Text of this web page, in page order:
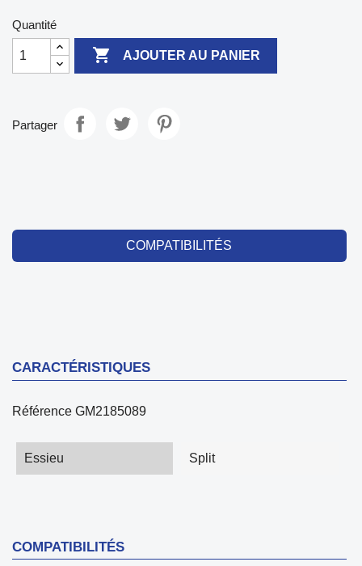
Quantité
 AJOUTER AU PANIER
Partager
COMPATIBILITÉS
CARACTÉRISTIQUES
Référence GM2185089
Essieu Split
COMPATIBILITÉS